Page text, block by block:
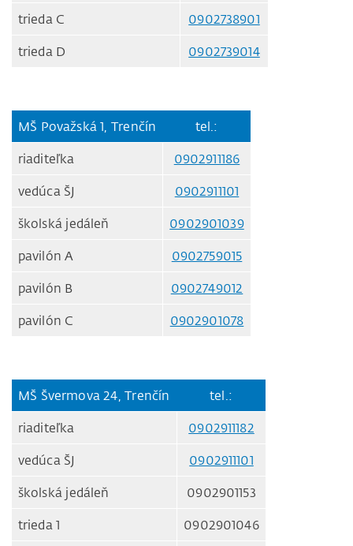
trieda C 0902738901
trieda D 0902739014
MŠ Považská 1, Trenčín tel.:
riaditeľka 0902911186
vedúca ŠJ 0902911101
školská jedáleň 0902901039
pavilón A 0902759015
pavilón B 0902749012
pavilón C 0902901078
MŠ Švermova 24, Trenčín tel.:
riaditeľka 0902911182
vedúca ŠJ 0902911101
školská jedáleň 0902901153
trieda 1 0902901046